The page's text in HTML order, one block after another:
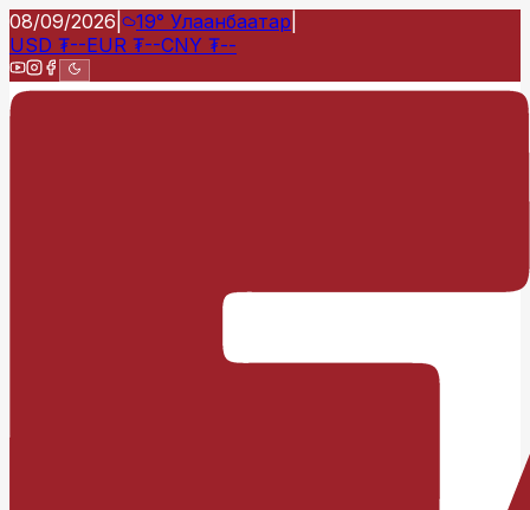
08/09/2026 19° Улаанбаатар
USD ₮--EUR ₮--CNY ₮--